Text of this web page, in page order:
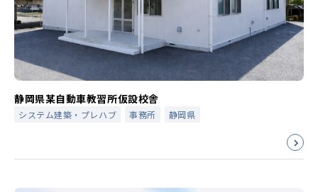
静岡県某自動車教習所仮設校舎
システム建築・プレハブ 事務所 静岡県